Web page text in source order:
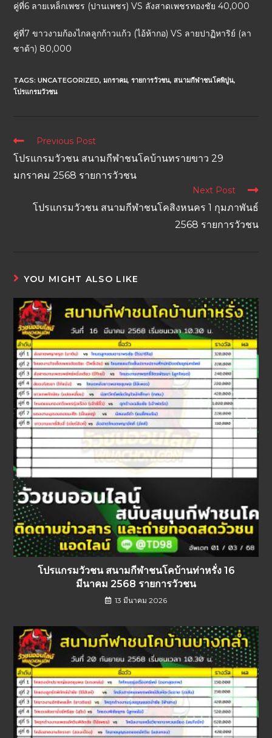
คู่ที่6 ลายเหล็กเพชร (ปานเพชร) VS ลังสาดเพชรทองชัย 40,000
คู่ที่7 ขาวงามก้องไกลลูกก้าวแก้ว (ไอ้ห้ากอ) VS ลายปาฏิหาริย์ (ลา
ซาด้า) 80,000
TAGS:UNCATEGORIZED, มกราคม, รายการวัวชน, สนามกีฬาชนโคพิปูน,
โปรแกรมวัวชน
Previous Post
โปรแกรมวัวชน สนามกีฬาชนโคบ้านทรายขาว 29
มกราคม 2568 รายการวัวชน
Next Post
โปรแกรมวัวชน สนามกีฬาชนโคสิงหนคร 1 กุมภาพันธ์
2568 รายการวัวชน
YOU MIGHT ALSO LIKE
โปรแกรมวัวชน สนามกีฬาชนโคบ้านท่าหรั่ง 16
มีนาคม 2568 รายการวัวชน
13 มีนาคม 2026